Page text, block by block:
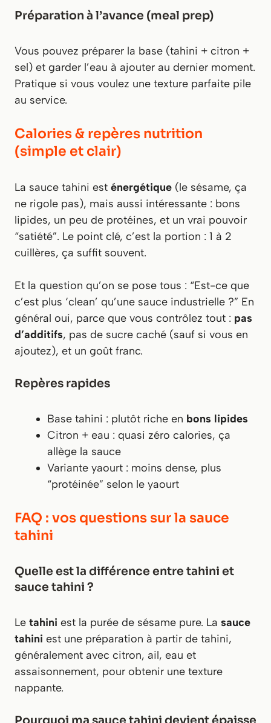
Préparation à l’avance (meal prep)
Vous pouvez préparer la base (tahini + citron +
sel) et garder l’eau à ajouter au dernier moment.
Pratique si vous voulez une texture parfaite pile
au service.
Calories & repères nutrition
(simple et clair)
La sauce tahini est énergétique (le sésame, ça
ne rigole pas), mais aussi intéressante : bons
lipides, un peu de protéines, et un vrai pouvoir
“satiété”. Le point clé, c’est la portion : 1 à 2
cuillères, ça suffit souvent.
Et la question qu’on se pose tous : “Est-ce que
c’est plus ‘clean’ qu’une sauce industrielle ?” En
général oui, parce que vous contrôlez tout : pas
d’additifs, pas de sucre caché (sauf si vous en
ajoutez), et un goût franc.
Repères rapides
Base tahini : plutôt riche en bons lipides
Citron + eau : quasi zéro calories, ça
allège la sauce
Variante yaourt : moins dense, plus
“protéinée” selon le yaourt
FAQ : vos questions sur la sauce
tahini
Quelle est la différence entre tahini et
sauce tahini ?
Le tahini est la purée de sésame pure. La sauce
tahini est une préparation à partir de tahini,
généralement avec citron, ail, eau et
assaisonnement, pour obtenir une texture
nappante.